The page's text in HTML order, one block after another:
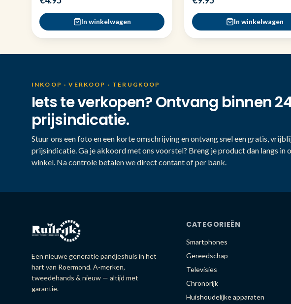
In winkelwagen In winkelwagen
INKOOP · VERKOOP · TERUGKOOP
Iets te verkopen? Ontvang binnen
prijsindicatie.
Stuur ons een foto en een korte omschrijving en ontvang snel een gratis,
prijsindicatie. Ga je akkoord met ons voorstel? Breng je product dan langs in
winkel. Na controle betalen we direct contant of per bank.
Een nieuwe generatie pandjeshuis in het
hart van Roermond. A-merken,
tweedehands & nieuw — altijd met
garantie.
CATEGORIEËN
Smartphones
Gereedschap
Televisies
Chronorijk
Huishoudelijke apparaten